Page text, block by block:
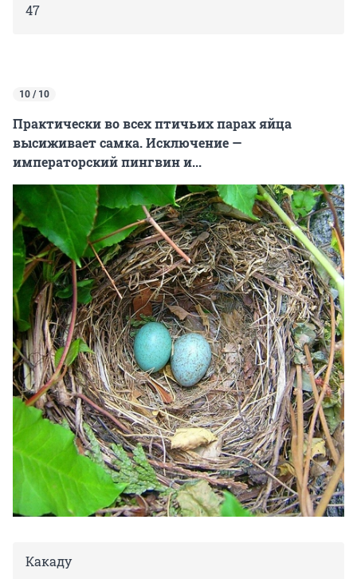
47
10 / 10
Практически во всех птичьих парах яйца
высиживает самка. Исключение —
императорский пингвин и...
Какаду